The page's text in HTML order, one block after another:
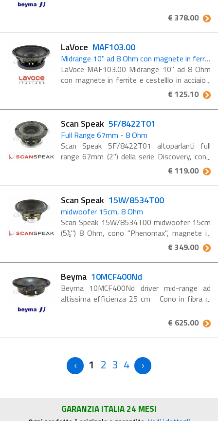
ottimale e distorsione inesistente Risposta
€ 378.00
LaVoce MAF103.00
Midrange 10" ad 8 Ohm con magnete in ferrite e cestelllo in acciaio
LaVoce MAF103.00 Midrange 10" ad 8 Ohm
con magnete in ferrite e cestelllo in acciaio
Caratteristiche MAF103.00 Bobina voce da
€ 125.10
Scan Speak 5F/8422T01
Full Range 67mm - 8 Ohm
Scan Speak 5F/8422T01 altoparlanti full
range 67mm (2") della serie Discovery, cono
in cellulosa, magnete in neodimio, impedenza
8 Ohm Caratteristiche 5F/8422T01 6.7 cm
Discovery Fullrange 8 ...
€ 119.00
Scan Speak 15W/8534T00
midwoofer 15cm, 8 Ohm
Scan Speak 15W/8534T00 midwoofer 15cm
(5½") 8 Ohm, cono "Phenomax", magnete in
Ferrite, bobina voce 38mm. Materiale del
cono "Phenomax" Sistema di azionamento ...
€ 349.00
Beyma 10MCF400Nd
Beyma 10MCF400Nd driver mid-range ad
altissima efficienza 25 cm Cono in fibra di
ottimale e una bassa distorsione Risposta in
€ 625.00
1 2 3 4
GARANZIA ITALIA 24 MESI